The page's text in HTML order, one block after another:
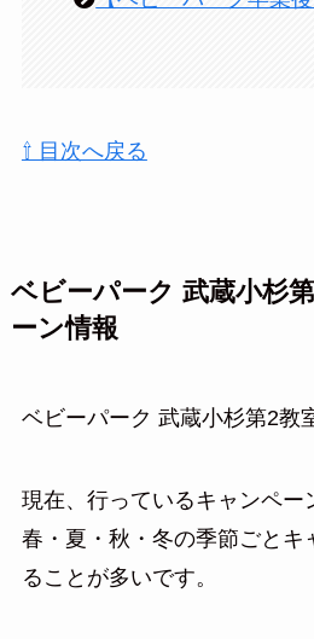
⇧ 目次へ戻る
ベビーパーク 武蔵小杉
ーン情報
ベビーパーク 武蔵小杉第2教
現在、行っているキャンペー
春・夏・秋・冬の季節ごとキ
ることが多いです。